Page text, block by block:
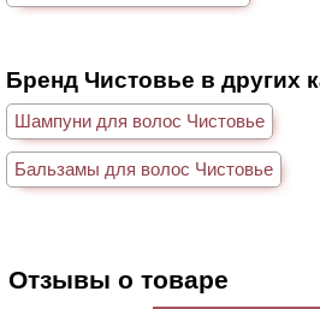
Бренд Чистовье в других
Шампуни для волос Чистовье
Бальзамы для волос Чистовье
Отзывы о товаре